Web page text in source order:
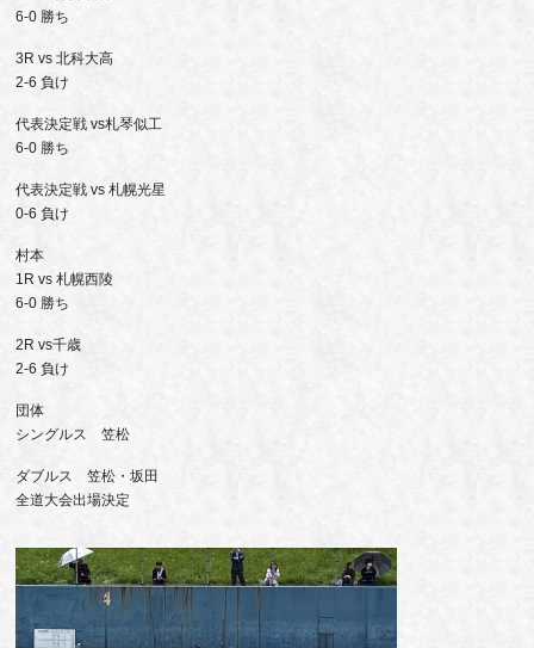
6-0 勝ち
3R vs 北科大高
2-6 負け
代表決定戦 vs札琴似工
6-0 勝ち
代表決定戦 vs 札幌光星
0-6 負け
村本
1R vs 札幌西陵
6-0 勝ち
2R vs千歳
2-6 負け
団体
シングルス 笠松
ダブルス 笠松・坂田
全道大会出場決定